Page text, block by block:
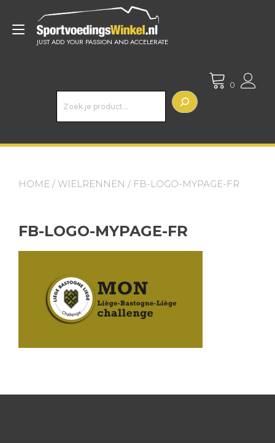
inhoud
JUST ADD YOUR PASSION AND ACCELERATE
Toggle
0
e
HOME / WIELRENNEN / FB-LOGO-MYPAGE-FR
FB-LOGO-MYPAGE-FR